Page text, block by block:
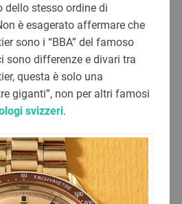
dello stesso ordine di
è esagerato affermare che
sono i “BBA” del famoso
sono differenze e divari tra
questa è solo una
giganti”, non per altri famosi
svizzeri.